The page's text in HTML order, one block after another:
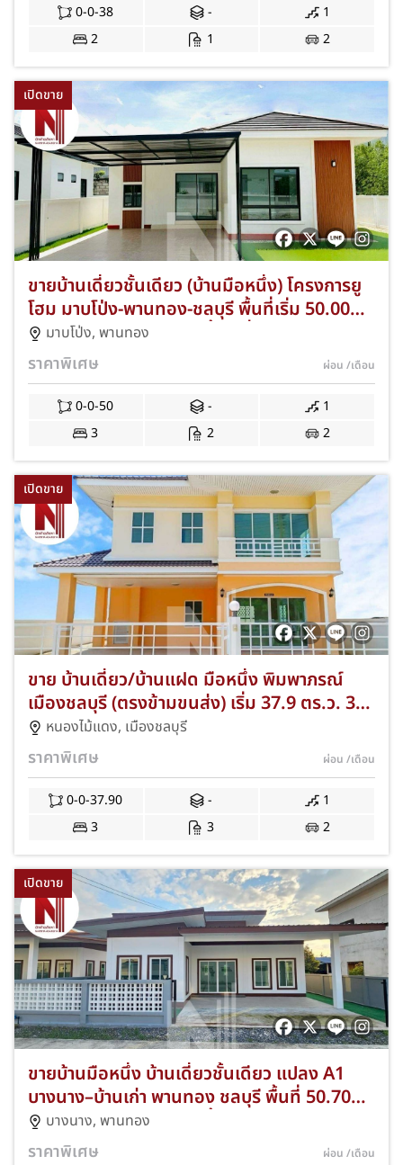
จัดเต็มพร้อมเข้าอยู่และฟรีทุกค่าใช้จ่ายวันโอน
JS-370
0-0-38 -
1
2
1 2
เปิดขาย
ขายบ้านเดี่ยวชั้นเดียว (บ้านมือหนึ่ง) โครงการยู
โฮม มาบโป่ง-พานทอง-ชลบุรี พื้นที่เริ่ม 50.00
ตร.ว. 3 ห้องนอน 2 ห้องน้ำ 2 ที่จอดรถ ความ
เป็นส่วนตัวสูงหน้า-หลังไม่ชนใคร ใกล้นิคมอมตะ
ชลบุรี ก่ออิฐมอญแดงทั้งหลัง แถมฟรีแอร์และ
ประตูรีโมทไฟฟ้า พร้อมฟรีทุกค่าใช้จ่ายวันโอน JS-
มาบโป่ง, พานทอง
ราคาพิเศษ ผ่อน /เดือน
0-0-50 -
1
3
2 2
เปิดขาย
ขาย บ้านเดี่ยว/บ้านแฝด มือหนึ่ง พิมพาภรณ์
เมืองชลบุรี (ตรงข้ามขนส่ง) เริ่ม 37.9 ตร.ว. 3
นอน ทำเลดีหนองไม้แดง! ฟรีส่วนกลาง 2 ปี/
แอร์ 2 เครื่อง/ฟรีโอนฯ! JS-149
หนองไม้แดง, เมืองชลบุรี
ราคาพิเศษ ผ่อน /เดือน
0-0-37.90 -
1
3
3 2
เปิดขาย
ขายบ้านมือหนึ่ง บ้านเดี่ยวชั้นเดียว แปลง A1
บางนาง–บ้านเก่า พานทอง ชลบุรี พื้นที่ 50.70
ตร.ว. 3 ห้องนอน 2 ห้องน้ำ ฟรีค่าโอน+แอร์
พร้อมเข้าอยู่ JS-276
บางนาง, พานทอง
ราคาพิเศษ ผ่อน /เดือน